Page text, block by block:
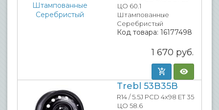
ЦО 60.1
Штампованные
Серебристый
Код товара: 16177498
1 670 руб.
Trebl 53B35B
R14 / 5.5J PCD 4x98 ET 35
ЦО 58.6